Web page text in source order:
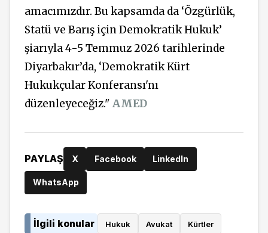
amacımızdır. Bu kapsamda da ‘Özgürlük,
Statü ve Barış için Demokratik Hukuk’
şiarıyla 4-5 Temmuz 2026 tarihlerinde
Diyarbakır’da, ‘Demokratik Kürt
Hukukçular Konferansı'nı
düzenleyeceğiz." AMED
PAYLAŞ X Facebook LinkedIn
WhatsApp
İlgili konular Hukuk Avukat Kürtler